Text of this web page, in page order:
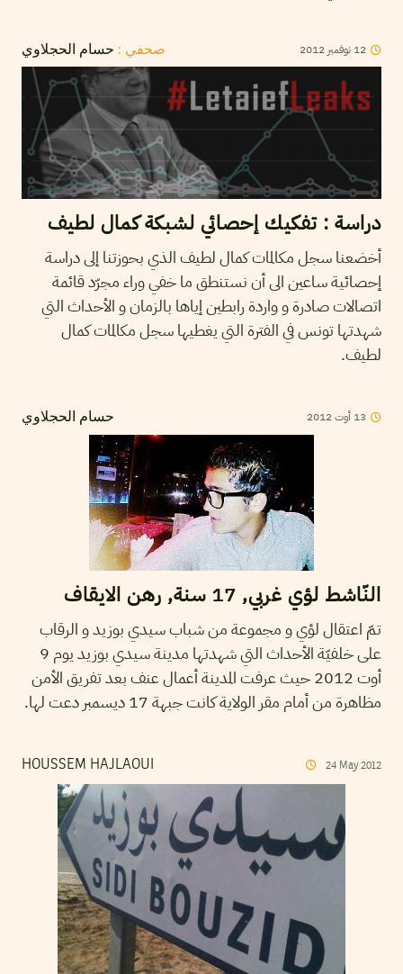
صحفي : حسام الحجلاوي 12 نوفمبر 2012
دراسة : تفكيك إحصائي لشبكة كمال لطيف
أخضعنا سجل مكالمات كمال لطيف الذي بحوزتنا إلى دراسة
إحصائية ساعين الى أن نستنطق ما خفي وراء مجرّد قائمة
اتصالات صادرة و واردة رابطين إياها بالزمان و الأحداث التي
شهدتها تونس في الفترة التي يغطيها سجل مكالمات كمال
لطيف.
حسام الحجلاوي 13 أوت2012
النّاشط لؤي غربي, 17 سنة, رهن الايقاف
تمّ اعتقال لؤي و مجموعة من شباب سيدي بوزيد و الرقاب
على خلفيّة الأحداث التي شهدتها مدينة سيدي بوزيد يوم 9
أوت 2012 حيث عرفت المدينة أعمال عنف بعد تفريق الأمن
مظاهرة من أمام مقر الولاية كانت جبهة 17 ديسمبر دعت لها.
HOUSSEM HAJLAOUI 24 May 2012